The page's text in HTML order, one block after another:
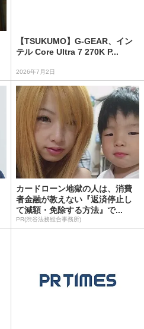
【TSUKUMO】G-GEAR、イン
テル Core Ultra 7 270K P...
2026年7月2日
カードローン地獄の人は、消費
者金融が教えない『返済停止し
て減額・免除する方法』で...
PR(渋谷法務総合事務所)